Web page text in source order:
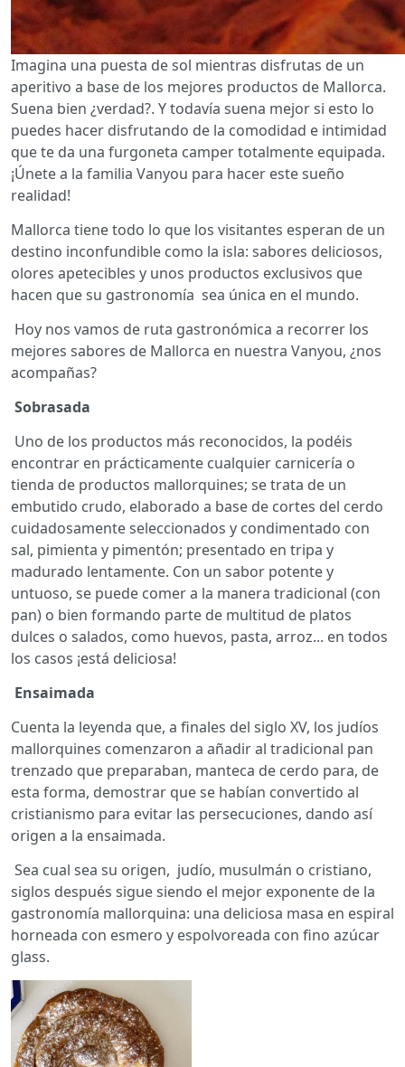
Imagina una puesta de sol mientras disfrutas de un
aperitivo a base de los mejores productos de Mallorca.
Suena bien ¿verdad?. Y todavía suena mejor si esto lo
puedes hacer disfrutando de la comodidad e intimidad
que te da una furgoneta camper totalmente equipada.
¡Únete a la familia Vanyou para hacer este sueño
realidad!
Mallorca tiene todo lo que los visitantes esperan de un
destino inconfundible como la isla: sabores deliciosos,
olores apetecibles y unos productos exclusivos que
hacen que su gastronomía sea única en el mundo.
Hoy nos vamos de ruta gastronómica a recorrer los
mejores sabores de Mallorca en nuestra Vanyou, ¿nos
acompañas?
Sobrasada
Uno de los productos más reconocidos, la podéis
encontrar en prácticamente cualquier carnicería o
tienda de productos mallorquines; se trata de un
embutido crudo, elaborado a base de cortes del cerdo
cuidadosamente seleccionados y condimentado con
sal, pimienta y pimentón; presentado en tripa y
madurado lentamente. Con un sabor potente y
untuoso, se puede comer a la manera tradicional (con
pan) o bien formando parte de multitud de platos
dulces o salados, como huevos, pasta, arroz... en todos
los casos ¡está deliciosa!
Ensaimada
Cuenta la leyenda que, a finales del siglo XV, los judíos
mallorquines comenzaron a añadir al tradicional pan
trenzado que preparaban, manteca de cerdo para, de
esta forma, demostrar que se habían convertido al
cristianismo para evitar las persecuciones, dando así
origen a la ensaimada.
Sea cual sea su origen, judío, musulmán o cristiano,
siglos después sigue siendo el mejor exponente de la
gastronomía mallorquina: una deliciosa masa en espiral
horneada con esmero y espolvoreada con fino azúcar
glass.